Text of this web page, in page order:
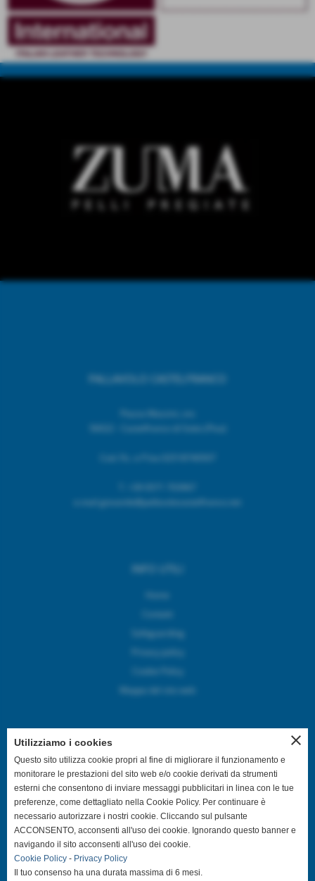
PALLAVOLO CASTELFRANCO
e.mail giovanile@pallavolocastelfranco.net
INFO UTILI
Contatti
Safeguarding
Mappa del sito web
SEGUICI SUI CANALI SOCIAL
@asdpallavolocastelfranco
@asdpallavolocastelfranco
Community Asd Pallavolo Castelfranco
close
Utilizziamo i cookies
Questo sito utilizza cookie propri al fine di migliorare il funzionamento e
monitorare le prestazioni del sito web e/o cookie derivati da strumenti
esterni che consentono di inviare messaggi pubblicitari in linea con le tue
preferenze, come dettagliato nella Cookie Policy. Per continuare è
necessario autorizzare i nostri cookie. Cliccando sul pulsante
ACCONSENTO, acconsenti all'uso dei cookie. Ignorando questo banner e
navigando il sito acconsenti all'uso dei cookie.
Cookie Policy - Privacy Policy
Il tuo consenso ha una durata massima di 6 mesi.